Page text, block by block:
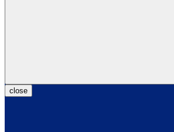
close